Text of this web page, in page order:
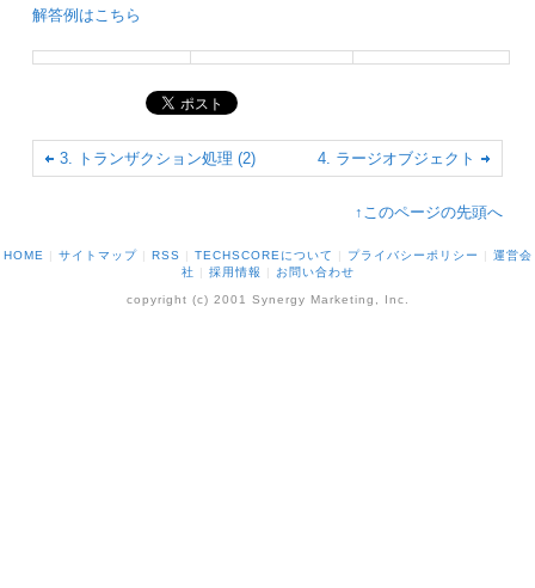
解答例はこちら
3. トランザクション処理 (2) 4. ラージオブジェクト
↑このページの先頭へ
HOME | サイトマップ| RSS | TECHSCOREについて | プライバシーポリシー | 運営会
社 | 採用情報 | お問い合わせ
copyright (c) 2001 Synergy Marketing, Inc.